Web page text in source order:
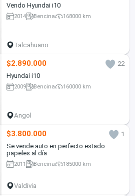
Vendo Hyundai i10
2014 Bencina 168000 km
Talcahuano
$2.890.000
22
Hyundai i10
2009 Bencina 160000 km
Angol
$3.800.000
1
Se vende auto en perfecto estado
papeles al día
2011 Bencina 185000 km
Valdivia